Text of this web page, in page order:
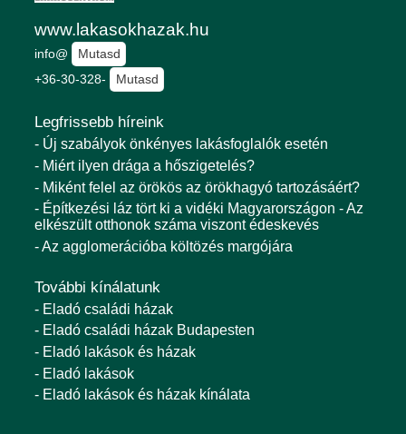
www.lakasokhazak.hu
info@
Mutasd
+36-30-328-
Mutasd
Legfrissebb híreink
- Új szabályok önkényes lakásfoglalók esetén
- Miért ilyen drága a hőszigetelés?
- Miként felel az örökös az örökhagyó tartozásáért?
- Építkezési láz tört ki a vidéki Magyarországon - Az
elkészült otthonok száma viszont édeskevés
- Az agglomerációba költözés margójára
További kínálatunk
- Eladó családi házak
- Eladó családi házak Budapesten
- Eladó lakások és házak
- Eladó lakások
- Eladó lakások és házak kínálata